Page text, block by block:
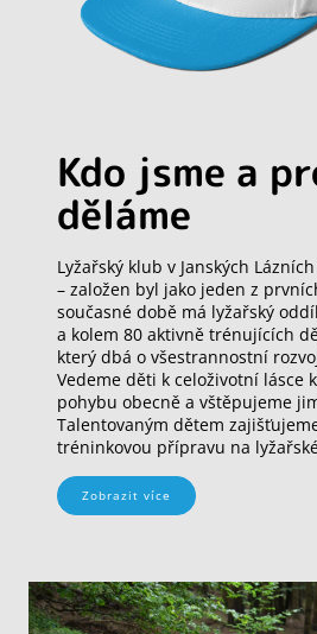
Kdo jsme a
děláme
Lyžařský klub v Janských
– založen byl jako jeden z
současné době má lyžařský
a kolem 80 aktivně trénujících
který dbá o všestrannostní
Vedeme děti k celoživotní lásce
pohybu obecně a vštěpujeme
Talentovaným dětem
tréninkovou přípravu na
Zobrazit více